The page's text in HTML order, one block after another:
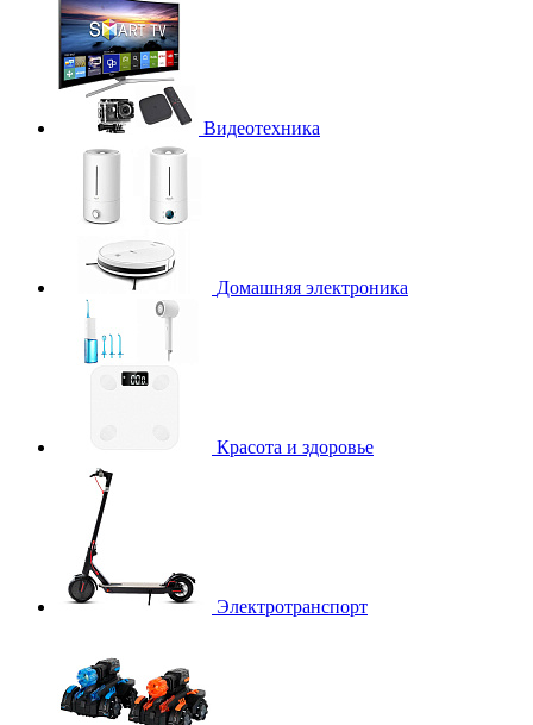
Видеотехника
Домашняя электроника
Красота и здоровье
Электротранспорт